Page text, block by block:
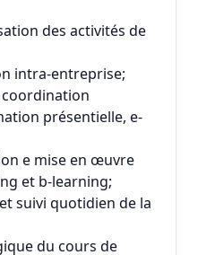
des activités de
intra-entreprise;
présentielle, e-
e mise en œuvre
et b-learning;
suivi quotidien de la
du cours de